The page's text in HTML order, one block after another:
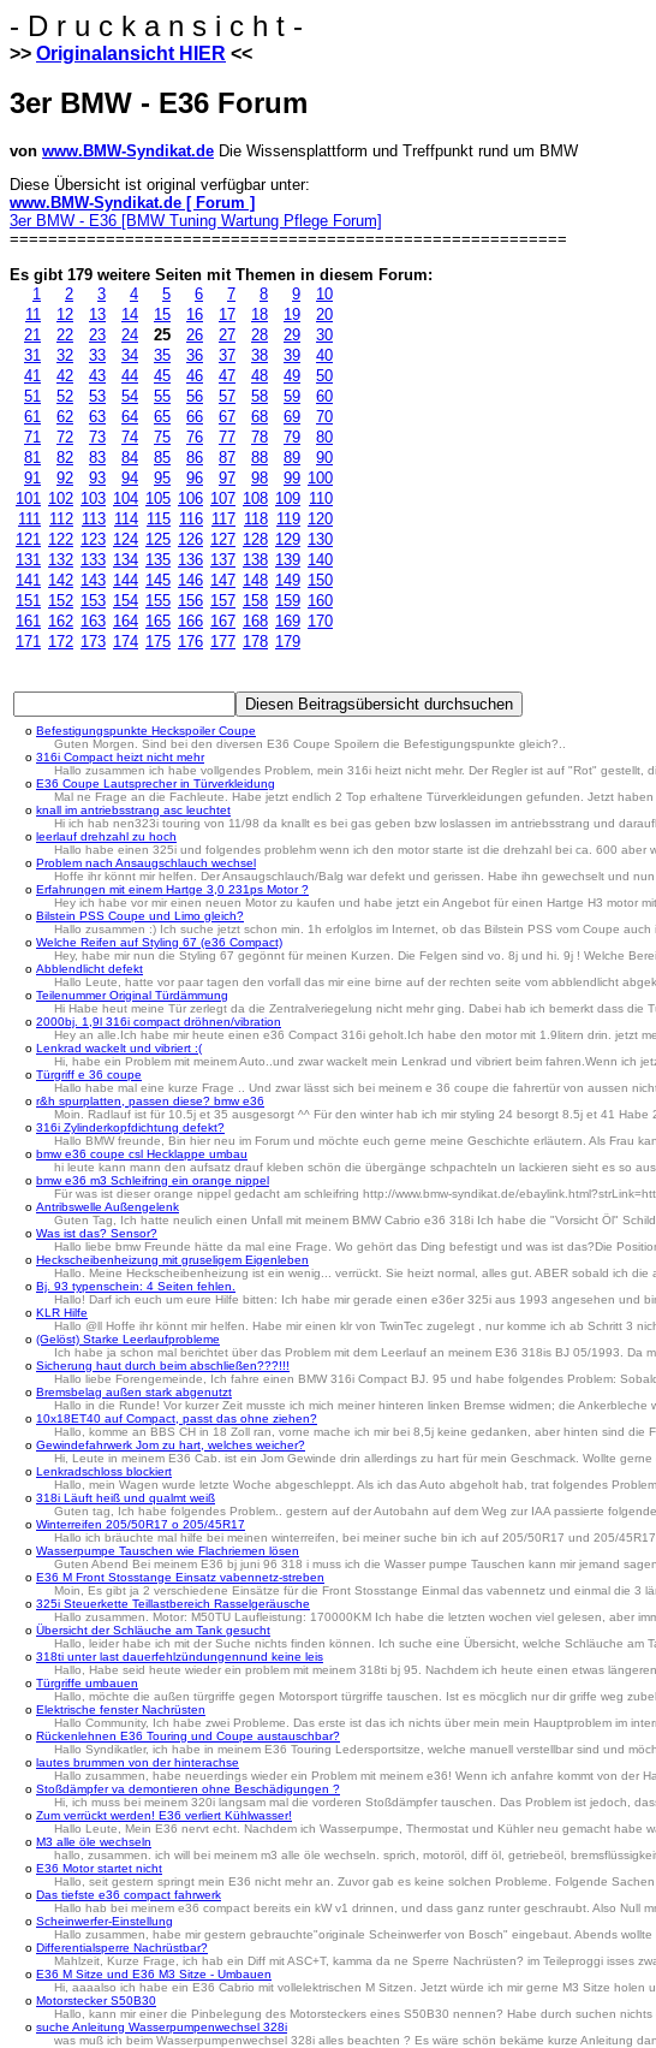
- D r u c k a n s i c h t -
>> Originalansicht HIER <<
3er BMW - E36 Forum
von www.BMW-Syndikat.de Die Wissensplattform und Treffpunkt rund um BMW
Diese Übersicht ist original verfügbar unter:
www.BMW-Syndikat.de [ Forum ]
3er BMW - E36 [BMW Tuning Wartung Pflege Forum]
==========================================================
Es gibt 179 weitere Seiten mit Themen in diesem Forum:
1
2 3 4 5 6 7 8 9
10
11
12 13 14 15 16 17 18 19
20
21
22 23 24 25 26 27 28 29
30
31
32 33 34 35 36 37 38 39
40
41
42 43 44 45 46 47 48 49
50
51
52 53 54 55 56 57 58 59
60
61
62 63 64 65 66 67 68 69
70
71
72 73 74 75 76 77 78 79
80
81
82 83 84 85 86 87 88 89
90
91
92 93 94 95 96 97 98 99 100
101 102 103 104 105 106 107 108 109 110
111 112 113 114 115 116 117 118 119 120
121 122 123 124 125 126 127 128 129 130
131 132 133 134 135 136 137 138 139 140
141 142 143 144 145 146 147 148 149 150
151 152 153 154 155 156 157 158 159 160
161 162 163 164 165 166 167 168 169 170
171 172 173 174 175 176 177 178 179
o Befestigungspunkte Heckspoiler Coupe
Guten Morgen. Sind bei den diversen E36 Coupe Spoilern die Befestigungspunkte gleich?..
o 316i Compact heizt nicht mehr
Hallo zusammen ich habe vollgendes Problem, mein 316i heizt nicht mehr. Der Regler ist auf "Rot"
o E36 Coupe Lautsprecher in Türverkleidung
Mal ne Frage an die Fachleute. Habe jetzt endlich 2 Top erhaltene Türverkleidungen gefunden. Jetzt
o knall im antriebsstrang asc leuchtet
Hi ich hab nen323i touring von 11/98 da knallt es bei gas geben bzw loslassen im antriebsstrang und
o leerlauf drehzahl zu hoch
Hallo habe einen 325i und folgendes problehm wenn ich den motor starte ist die drehzahl bei ca. 600
o Problem nach Ansaugschlauch wechsel
Hoffe ihr könnt mir helfen. Der Ansaugschlauch/Balg war defekt und gerissen. Habe ihn gewechselt und
o Erfahrungen mit einem Hartge 3,0 231ps Motor ?
Hey ich habe vor mir einen neuen Motor zu kaufen und habe jetzt ein Angebot für einen Hartge H3 motor
o Bilstein PSS Coupe und Limo gleich?
Hallo zusammen :) Ich suche jetzt schon min. 1h erfolglos im Internet, ob das Bilstein PSS vom Coupe
o Welche Reifen auf Styling 67 (e36 Compact)
Hey, habe mir nun die Styling 67 gegönnt für meinen Kurzen. Die Felgen sind vo. 8j und hi. 9j ! Welche
o Abblendlicht defekt
Hallo Leute, hatte vor paar tagen den vorfall das mir eine birne auf der rechten seite vom abblendlicht
o Teilenummer Original Türdämmung
Hi Habe heut meine Tür zerlegt da die Zentralveriegelung nicht mehr ging. Dabei hab ich bemerkt dass die
o 2000bj. 1,9l 316i compact dröhnen/vibration
Hey an alle.Ich habe mir heute einen e36 Compact 316i geholt.Ich habe den motor mit 1.9litern drin. jetzt
o Lenkrad wackelt und vibriert :(
Hi, habe ein Problem mit meinem Auto..und zwar wackelt mein Lenkrad und vibriert beim fahren.Wenn ich
o Türgriff e 36 coupe
Hallo habe mal eine kurze Frage .. Und zwar lässt sich bei meinem e 36 coupe die fahrertür von aussen
o r&h spurplatten, passen diese? bmw e36
Moin. Radlauf ist für 10.5j et 35 ausgesorgt ^^ Für den winter hab ich mir styling 24 besorgt 8.5j et 41
o 316i Zylinderkopfdichtung defekt?
Hallo BMW freunde, Bin hier neu im Forum und möchte euch gerne meine Geschichte erläutern. Als Frau
o bmw e36 coupe csl Hecklappe umbau
hi leute kann mann den aufsatz drauf kleben schön die übergänge schpachteln un lackieren sieht es so
o bmw e36 m3 Schleifring ein orange nippel
Für was ist dieser orange nippel gedacht am schleifring http://www.bmw-syndikat.de/
o Antribswelle Außengelenk
Guten Tag, Ich hatte neulich einen Unfall mit meinem BMW Cabrio e36 318i Ich habe die "Vorsicht Öl"
o Was ist das? Sensor?
Hallo liebe bmw Freunde hätte da mal eine Frage. Wo gehört das Ding befestigt und was ist das?Die
o Heckscheibenheizung mit gruseligem Eigenleben
Hallo. Meine Heckscheibenheizung ist ein wenig... verrückt. Sie heizt normal, alles gut. ABER sobald ich
o Bj. 93 typenschein: 4 Seiten fehlen.
Hallo! Darf ich euch um eure Hilfe bitten: Ich habe mir gerade einen e36er 325i aus 1993 angesehen und
o KLR Hilfe
Hallo @ll Hoffe ihr könnt mir helfen. Habe mir einen klr von TwinTec zugelegt , nur komme ich ab Schritt 3
o (Gelöst) Starke Leerlaufprobleme
Ich habe ja schon mal berichtet über das Problem mit dem Leerlauf an meinem E36 318is BJ 05/1993.
o Sicherung haut durch beim abschließen???!!!
Hallo liebe Forengemeinde, Ich fahre einen BMW 316i Compact BJ. 95 und habe folgendes Problem:
o Bremsbelag außen stark abgenutzt
Hallo in die Runde! Vor kurzer Zeit musste ich mich meiner hinteren linken Bremse widmen; die
o 10x18ET40 auf Compact, passt das ohne ziehen?
Hallo, komme an BBS CH in 18 Zoll ran, vorne mache ich mir bei 8,5j keine gedanken, aber hinten sind
o Gewindefahrwerk Jom zu hart, welches weicher?
Hi, Leute in meinem E36 Cab. ist ein Jom Gewinde drin allerdings zu hart für mein Geschmack. Wollte
o Lenkradschloss blockiert
Hallo, mein Wagen wurde letzte Woche abgeschleppt. Als ich das Auto abgeholt hab, trat folgendes
o 318i Läuft heiß und qualmt weiß
Guten tag, Ich habe folgendes Problem.. gestern auf der Autobahn auf dem Weg zur IAA passierte
o Winterreifen 205/50R17 o 205/45R17
Hallo ich bräuchte mal hilfe bei meinen winterreifen, bei meiner suche bin ich auf 205/50R17 und 205/
o Wasserpumpe Tauschen wie Flachriemen lösen
Guten Abend Bei meinem E36 bj juni 96 318 i muss ich die Wasser pumpe Tauschen kann mir jemand
o E36 M Front Stosstange Einsatz vabennetz-streben
Moin, Es gibt ja 2 verschiedene Einsätze für die Front Stosstange Einmal das vabennetz und einmal die 3
o 325i Steuerkette Teillastbereich Rasselgeräusche
Hallo zusammen. Motor: M50TU Laufleistung: 170000KM Ich habe die letzten wochen viel gelesen, aber
o Übersicht der Schläuche am Tank gesucht
Hallo, leider habe ich mit der Suche nichts finden können. Ich suche eine Übersicht, welche Schläuche
o 318ti unter last dauerfehlzündungennund keine leis
Hallo, Habe seid heute wieder ein problem mit meinem 318ti bj 95. Nachdem ich heute einen etwas
o Türgriffe umbauen
Hallo, möchte die außen türgriffe gegen Motorsport türgriffe tauschen. Ist es möcglich nur dir griffe weg
o Elektrische fenster Nachrüsten
Hallo Community, Ich habe zwei Probleme. Das erste ist das ich nichts über mein mein Hauptproblem im
o Rückenlehnen E36 Touring und Coupe austauschbar?
Hallo Syndikatler, ich habe in meinem E36 Touring Ledersportsitze, welche manuell verstellbar sind und
o lautes brummen von der hinterachse
Hallo zusammen, habe neuerdings wieder ein Problem mit meinem e36! Wenn ich anfahre kommt von der
o Stoßdämpfer va demontieren ohne Beschädigungen ?
Hi, ich muss bei meinem 320i langsam mal die vorderen Stoßdämpfer tauschen. Das Problem ist jedoch,
o Zum verrückt werden! E36 verliert Kühlwasser!
Hallo Leute, Mein E36 nervt echt. Nachdem ich Wasserpumpe, Thermostat und Kühler neu gemacht habe
o M3 alle öle wechseln
hallo, zusammen. ich will bei meinem m3 alle öle wechseln. sprich, motoröl, diff öl, getriebeöl,
o E36 Motor startet nicht
Hallo, seit gestern springt mein E36 nicht mehr an. Zuvor gab es keine solchen Probleme. Folgende
o Das tiefste e36 compact fahrwerk
Hallo hab bei meinem e36 compact bereits ein kW v1 drinnen, und dass ganz runter geschraubt. Also Null
o Scheinwerfer-Einstellung
Hallo zusammen, habe mir gestern gebrauchte"originale Scheinwerfer von Bosch" eingebaut. Abends
o Differentialsperre Nachrüstbar?
Mahlzeit, Kurze Frage, ich hab ein Diff mit ASC+T, kamma da ne Sperre Nachrüsten? im Teileproggi isses
o E36 M Sitze und E36 M3 Sitze - Umbauen
Hi, aaaalso ich habe ein E36 Cabrio mit vollelektrischen M Sitzen. Jetzt würde ich mir gerne M3 Sitze
o Motorstecker S50B30
Hallo, kann mir einer die Pinbelegung des Motorsteckers eines S50B30 nennen? Habe durch suchen
o suche Anleitung Wasserpumpenwechsel 328i
was muß ich beim Wasserpumpenwechsel 328i alles beachten ? Es wäre schön bekäme kurze Anleitung